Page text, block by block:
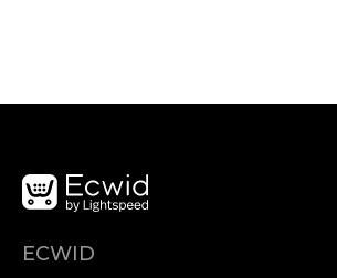
ECWID